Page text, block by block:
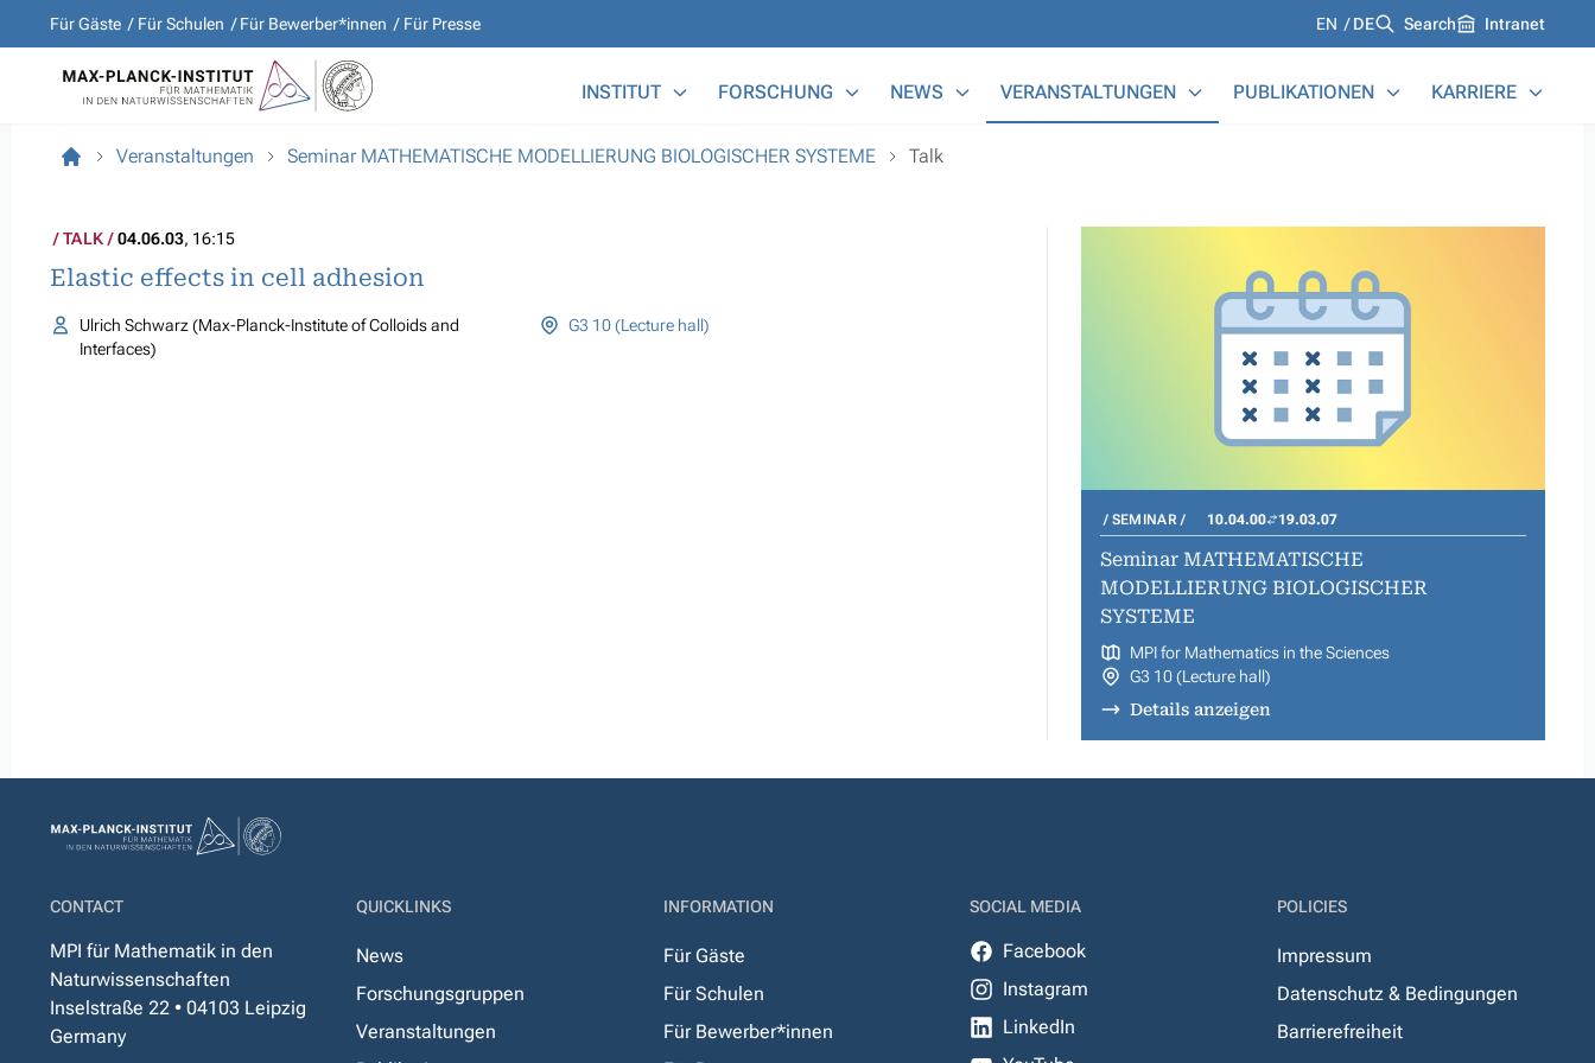
Für Gäste Für Schulen Für Bewerber*innen Für Presse Languages
EN DE Search Intranet
INSTITUT FORSCHUNG NEWS VERANSTALTUNGEN PUBLIKATIONEN KARRIERE
Veranstaltungen Seminar MATHEMATISCHE MODELLIERUNG BIOLOGISCHER SYSTEME Talk
TALK 04.06.03, 16:15
Elastic effects in cell adhesion
Ulrich Schwarz (Max-Planck-Institute of Colloids and
Interfaces)
G3 10 (Lecture hall)
SEMINAR 10.04.00 19.03.07
Seminar MATHEMATISCHE
MODELLIERUNG BIOLOGISCHER
SYSTEME
MPI for Mathematics in the Sciences
G3 10 (Lecture hall)
Details anzeigen
CONTACT
MPI für Mathematik in den
Naturwissenschaften
Inselstraße 22 • 04103 Leipzig
Germany
QUICKLINKS
News
Forschungsgruppen
Veranstaltungen
INFORMATION
Für Gäste
Für Schulen
Für Bewerber*innen
SOCIAL MEDIA
Facebook
Instagram
LinkedIn
POLICIES
Impressum
Datenschutz & Bedingungen
Barrierefreiheit